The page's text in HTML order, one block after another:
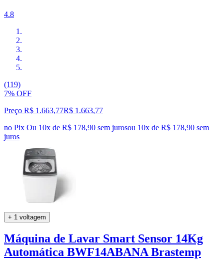
4.8
(119)
7% OFF
Preço R$ 1.663,77R$ 1.663,77
no Pix Ou 10x de R$ 178,90 sem jurosou 10x de R$ 178,90 sem
juros
+ 1 voltagem
Máquina de Lavar Smart Sensor 14Kg
Automática BWF14ABANA Brastemp